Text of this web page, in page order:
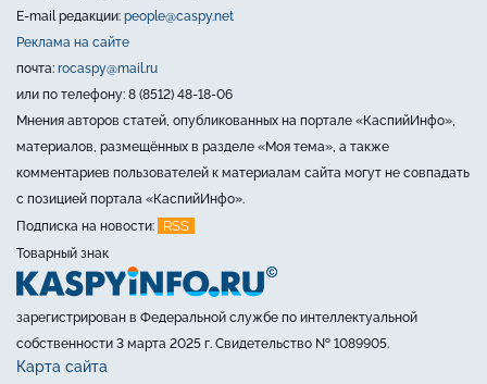
E-mail редакции: people@caspy.net
Реклама на сайте
почта: rocaspy@mail.ru
или по телефону: 8 (8512) 48-18-06
Мнения авторов статей, опубликованных на портале «КаспийИнфо»,
материалов, размещённых в разделе «Моя тема», а также
комментариев пользователей к материалам сайта могут не совпадать
с позицией портала «КаспийИнфо».
Подписка на новости:
RSS
Товарный знак
зарегистрирован в Федеральной службе по интеллектуальной
собственности 3 марта 2025 г. Свидетельство № 1089905.
Карта сайта